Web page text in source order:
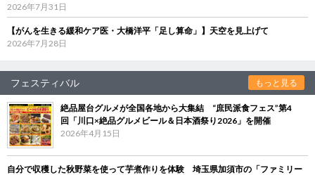
2026年7月31日
【がんを生きる緩和ケア医・大橋洋平「足し算命」】天空を見上げて
2026年7月28日
フェスティバル もっと見る
絶品屋台グルメが全国各地から大集結 “庶民派食フェス”第4
回「川口×絶品グルメビール＆日本酒祭り2026」を開催
2026年4月15日
自分で収穫した秋野菜を使って芋煮作りを体験 埼玉県加須市の「ファミリー